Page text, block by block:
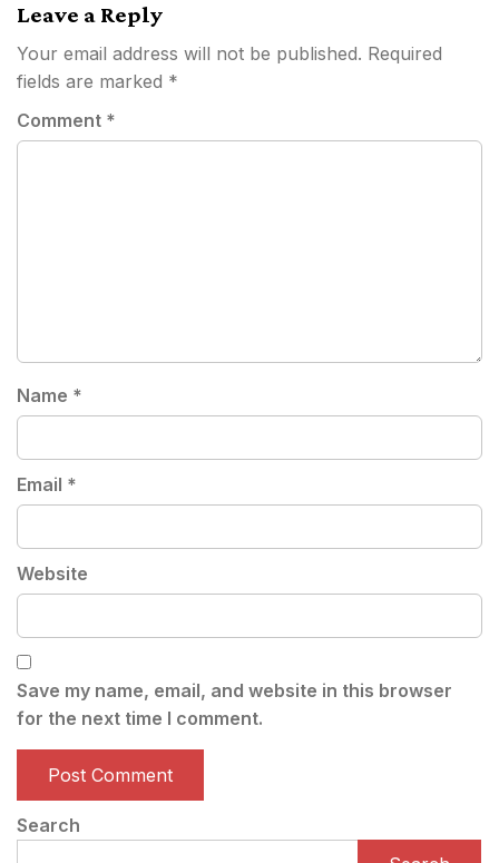
Leave a Reply
Your email address will not be published. Required
fields are marked *
Comment *
Name *
Email *
Website
Save my name, email, and website in this browser
for the next time I comment.
Search